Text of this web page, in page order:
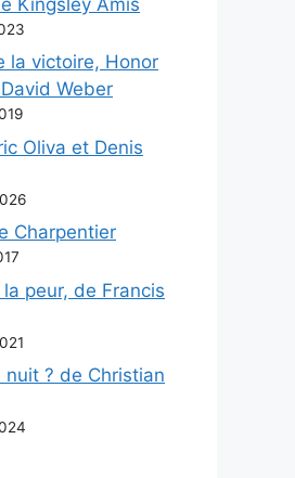
la victoire, Honor
Weber
Oliva et Denis
Charpentier
peur, de Francis
nuit ? de Christian